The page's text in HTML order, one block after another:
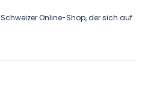
Online-Shop, der sich auf